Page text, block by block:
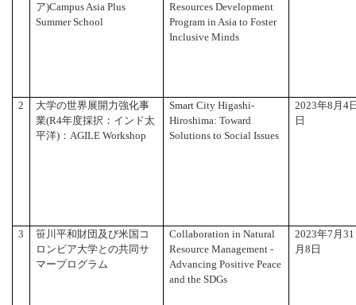
ア)Campus Asia Plus
Summer School
Resources Development
Program in Asia to Foster
Inclusive Minds
2
大学の世界展開力強化事
業(R4年度採択：インド太
平洋)：AGILE Workshop
Smart City Higashi-
Hiroshima: Toward
Solutions to Social Issues
2023年8月4
日
3
笹川平和財団及び米国コ
ロンビア大学との共同サ
マープログラム
Collaboration in Natural
Resource Management -
Advancing Positive Peace
and the SDGs
2023年7月
月8日